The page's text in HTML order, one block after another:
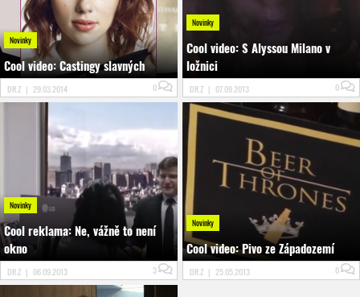
Novinky
Cool video: Castingy slavných
DR.Z | 29.03.2014 0
Novinky
Cool video: S Alyssou Milano v
ložnici
DR.Z | 07.09.2013 0
Novinky
Cool reklama: Ne, vážně to není
okno
DR.Z | 06.09.2013 3
Novinky
Cool video: Pivo ze Západozemí
DR.Z | 25.05.2013 0